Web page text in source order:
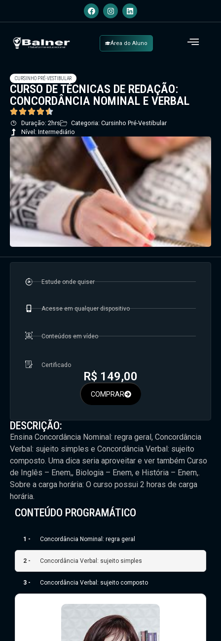
Área do Aluno
CURSINHO PRÉ-VESTIBULAR
CURSO DE TÉCNICAS DE REDAÇÃO:
CONCORDÂNCIA NOMINAL E VERBAL
Duração: 2hrs
Categoria: Cursinho Pré-Vestibular
Nível: Intermediário
DESCRIÇÃO:
Ensina Concordância Nominal: regra geral, Concordância
Verbal: sujeito simples e Concordância Verbal: sujeito
composto. Uma dica seria aproveitar e ver também Curso
de Inglês – Enem,, Biologia – Enem, e História – Enem,.
Sobre a carga horária: O curso possui 2 horas de carga
horária.
CONTEÚDO PROGRAMÁTICO
1 - Concordância Nominal: regra geral
2 - Concordância Verbal: sujeito simples
3 - Concordância Verbal: sujeito composto
Estude onde quiser
Acesse em qualquer dispositivo
Conteúdos em vídeo
Certificado
R$ 149,00
COMPRAR